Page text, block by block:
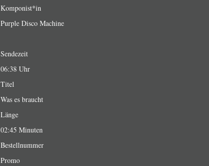
Komponist*in
Purple Disco Machine
Sendezeit
06:38 Uhr
Titel
Was es braucht
Länge
02:45 Minuten
Bestellnummer
Promo